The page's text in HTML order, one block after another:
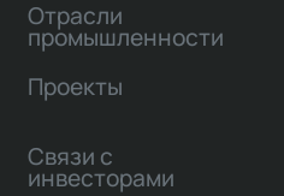
Отрасли
промышленности
Проекты
Связи с
инвесторами